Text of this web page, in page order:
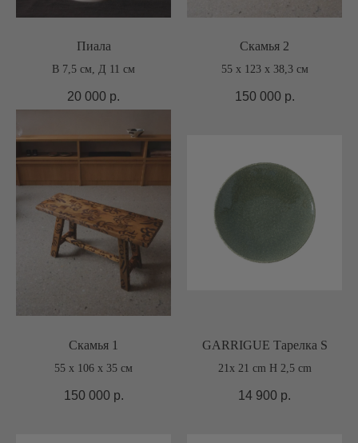
Пиала
В 7,5 см, Д 11 см
20 000 р.
Скамья 2
55 х 123 х 38,3 см
150 000 р.
Скамья 1
55 х 106 х 35 см
150 000 р.
GARRIGUE Тарелка S
21x 21 cm H 2,5 cm
14 900 р.